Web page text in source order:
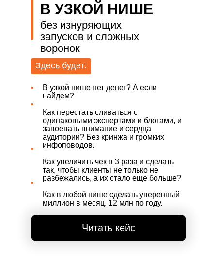
без изнуряющих
запусков и сложных
воронок
В УЗКОЙ НИШЕ
Здесь будет:
В узкой нише нет денег? А если
найдем?
Как перестать сливаться с
одинаковыми экспертами и блогами, и
завоевать внимание и сердца
аудитории? Без кринжа и громких
инфоповодов.
Как увеличить чек в 3 раза и сделать
так, чтобы клиенты не только не
разбежались, а их стало еще больше?
Как в любой нише сделать уверенный
миллион в месяц, 12 млн по году.
Читать кейс